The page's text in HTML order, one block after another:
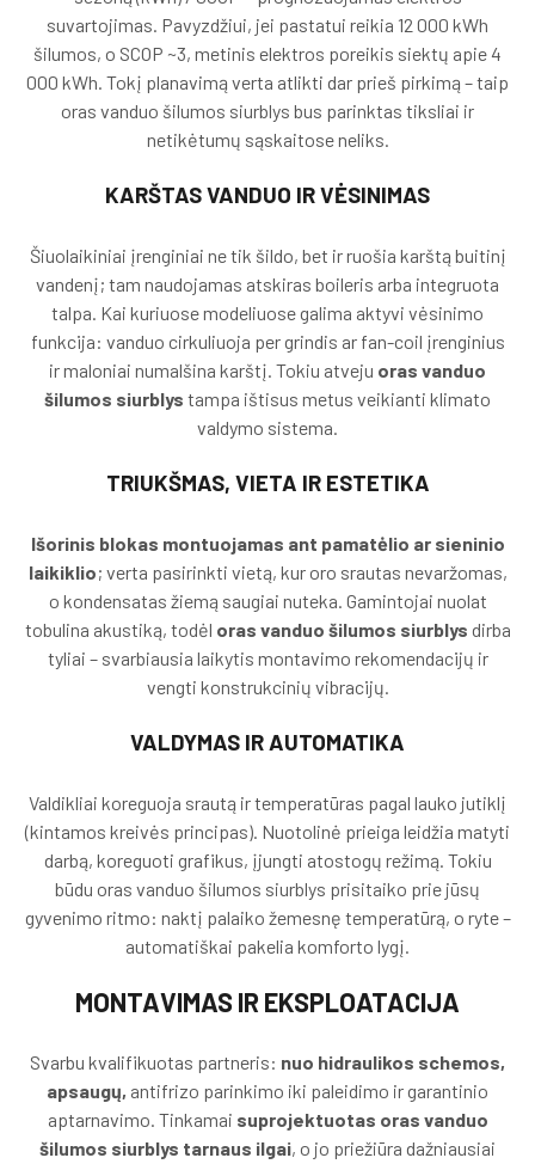
suvartojimas. Pavyzdžiui, jei pastatui reikia 12 000 kWh
šilumos, o SCOP ~3, metinis elektros poreikis siektų apie 4
000 kWh. Tokį planavimą verta atlikti dar prieš pirkimą – taip
oras vanduo šilumos siurblys bus parinktas tiksliai ir
netikėtumų sąskaitose neliks.
KARŠTAS VANDUO IR VĖSINIMAS
Šiuolaikiniai įrenginiai ne tik šildo, bet ir ruošia karštą buitinį
vandenį; tam naudojamas atskiras boileris arba integruota
talpa. Kai kuriuose modeliuose galima aktyvi vėsinimo
funkcija: vanduo cirkuliuoja per grindis ar fan-coil įrenginius
ir maloniai numalšina karštį. Tokiu atveju oras vanduo
šilumos siurblys tampa ištisus metus veikianti klimato
valdymo sistema.
TRIUKŠMAS, VIETA IR ESTETIKA
Išorinis blokas montuojamas ant pamatėlio ar sieninio
laikiklio; verta pasirinkti vietą, kur oro srautas nevaržomas,
o kondensatas žiemą saugiai nuteka. Gamintojai nuolat
tobulina akustiką, todėl oras vanduo šilumos siurblys dirba
tyliai – svarbiausia laikytis montavimo rekomendacijų ir
vengti konstrukcinių vibracijų.
VALDYMAS IR AUTOMATIKA
Valdikliai koreguoja srautą ir temperatūras pagal lauko jutiklį
(kintamos kreivės principas). Nuotolinė prieiga leidžia matyti
darbą, koreguoti grafikus, įjungti atostogų režimą. Tokiu
būdu oras vanduo šilumos siurblys prisitaiko prie jūsų
gyvenimo ritmo: naktį palaiko žemesnę temperatūrą, o ryte –
automatiškai pakelia komforto lygį.
MONTAVIMAS IR EKSPLOATACIJA
Svarbu kvalifikuotas partneris: nuo hidraulikos schemos,
apsaugų, antifrizo parinkimo iki paleidimo ir garantinio
aptarnavimo. Tinkamai suprojektuotas oras vanduo
šilumos siurblys tarnaus ilgai, o jo priežiūra dažniausiai